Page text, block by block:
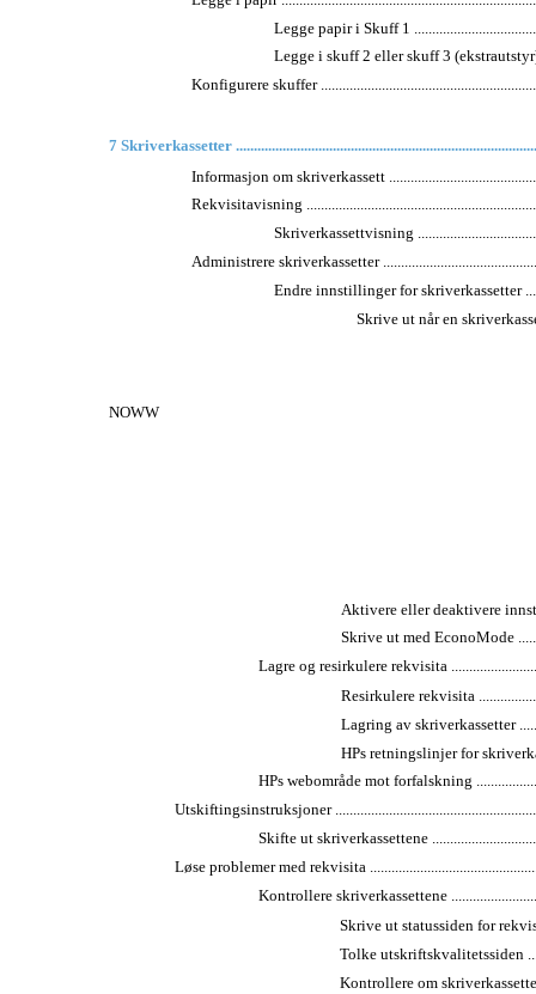
Legge papir i Skuff 1
Legge i skuff 2 eller skuff 3 (ekstrautstyr)
Konfigurere skuffer
7 Skriverkassetter
Informasjon om skriverkassett
Rekvisitavisning
Skriverkassettvisning
Administrere skriverkassetter
Endre innstillinger for skriverkassetter
Skrive ut når en
NOWW
Aktivere eller deaktivere
Skrive ut med EconoMode
Lagre og resirkulere rekvisita
Resirkulere rekvisita
Lagring av skriverkassetter
HPs retningslinjer for
HPs webområde mot forfalskning
Utskiftingsinstruksjoner
Skifte ut skriverkassettene
Løse problemer med rekvisita
Kontrollere skriverkassettene
Skrive ut statussiden for
Tolke utskriftskvalitetssiden
Kontrollere om